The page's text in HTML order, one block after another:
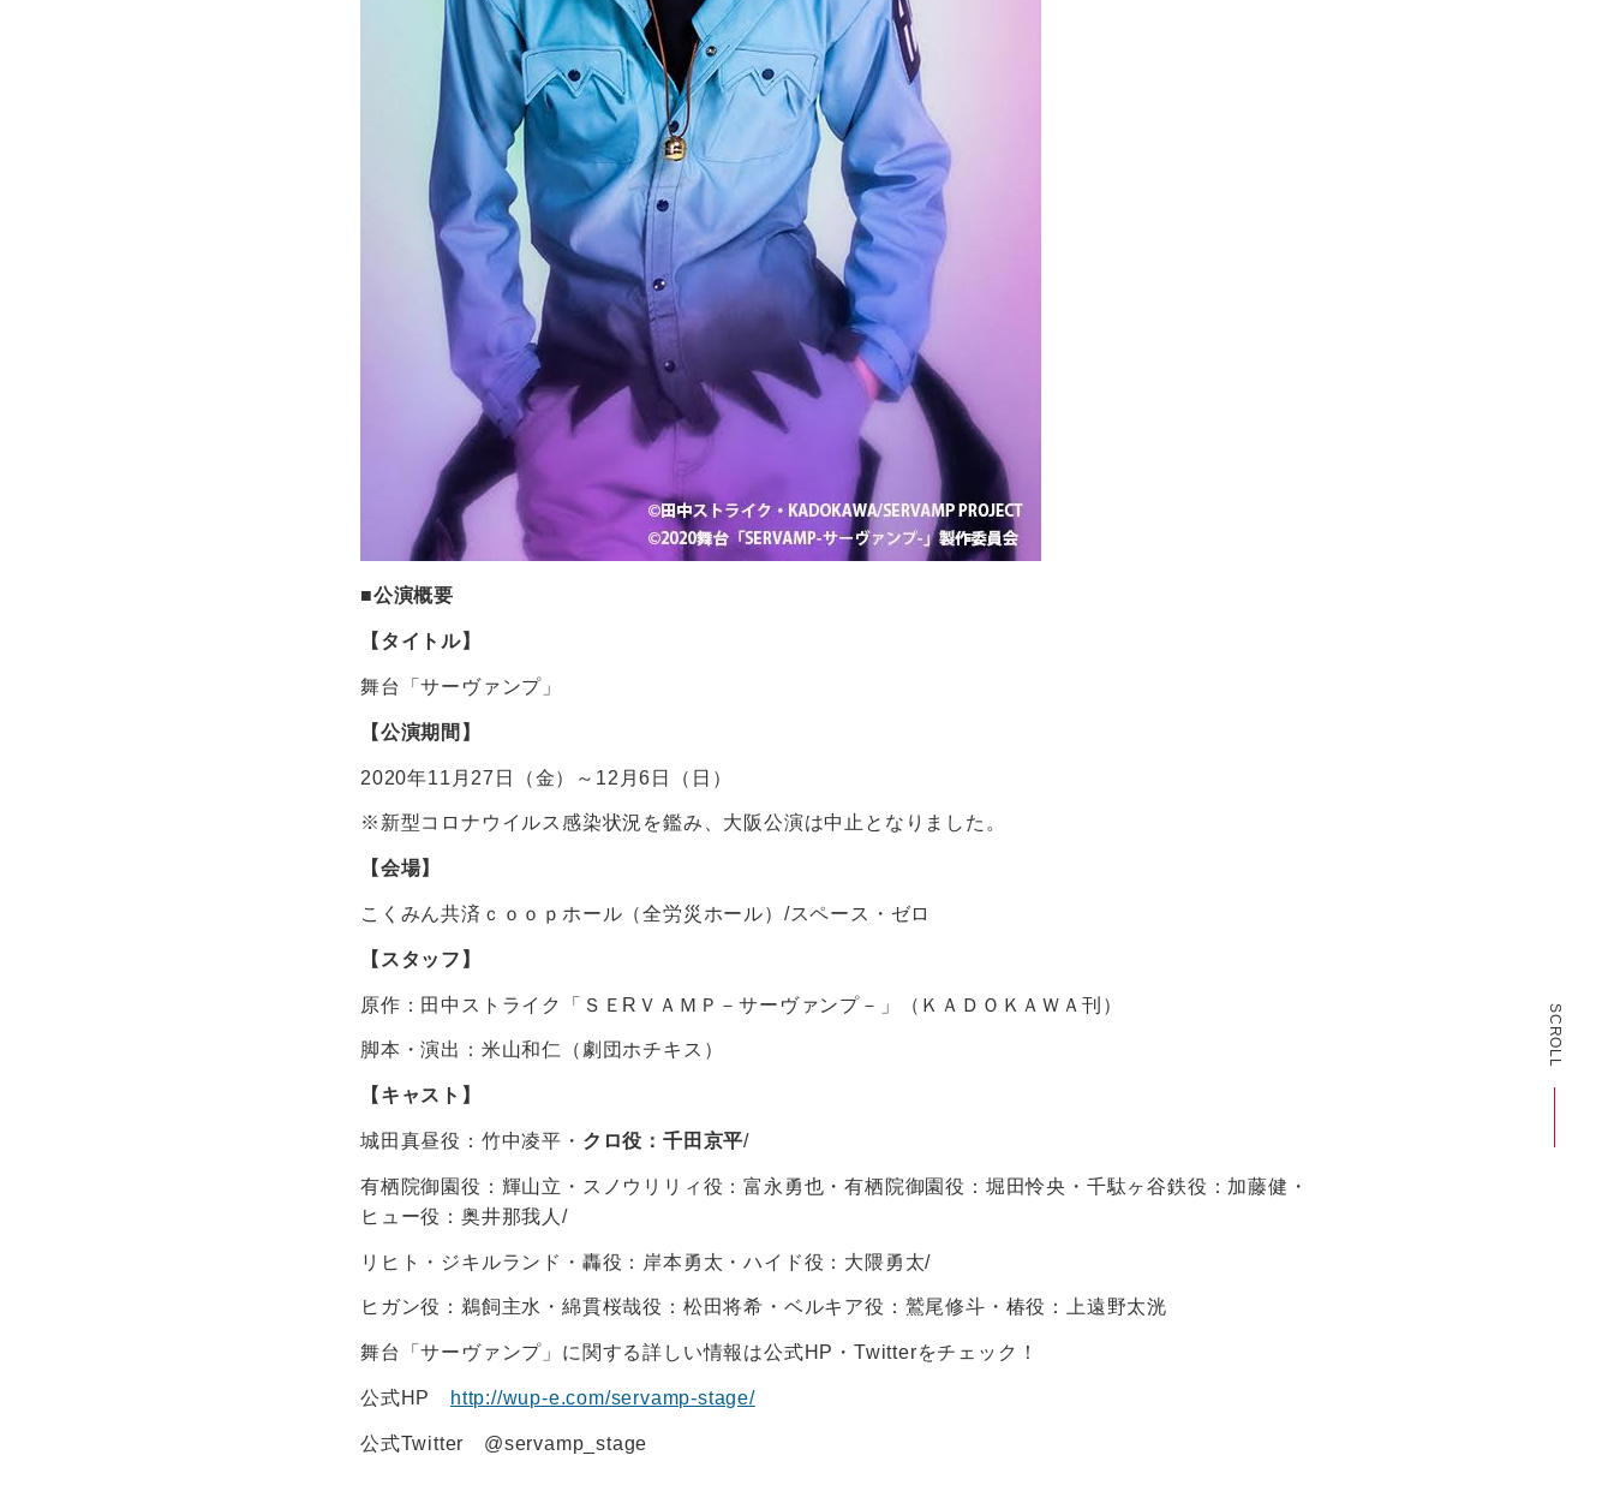
SCROLL
■公演概要
【タイトル】
舞台「サーヴァンプ」
【公演期間】
2020年11月27日（金）～12月6日（日）
※新型コロナウイルス感染状況を鑑み、大阪公演は中止となりました。
【会場】
こくみん共済ｃｏｏｐホール（全労災ホール）/スペース・ゼロ
【スタッフ】
原作：田中ストライク「ＳＥRＶＡＭＰ－サーヴァンプ－」（ＫＡＤＯＫＡＷＡ刊）
脚本・演出：米山和仁（劇団ホチキス）
【キャスト】
城田真昼役：竹中凌平・ クロ役：千田京平/
有栖院御園役：輝山立・スノウリリィ役：富永勇也・有栖院御園役：堀田怜央・千駄ヶ谷鉄役：加藤健・
ヒュー役：奥井那我人/
リヒト・ジキルランド・轟役：岸本勇太・ハイド役：大隈勇太/
ヒガン役：鵜飼主水・綿貫桜哉役：松田将希・ベルキア役：鷲尾修斗・椿役：上遠野太洸
舞台「サーヴァンプ」に関する詳しい情報は公式HP・Twitterをチェック！
公式HP http://wup-e.com/servamp-stage/
公式Twitter @servamp_stage